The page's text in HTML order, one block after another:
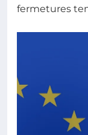
fermetures